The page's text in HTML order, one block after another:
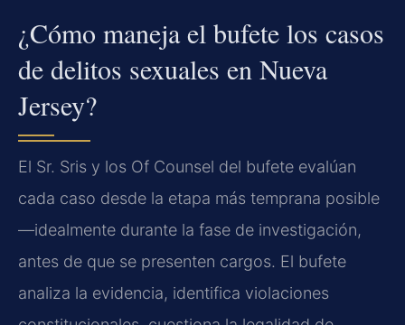
¿Cómo maneja el bufete los casos
de delitos sexuales en Nueva
Jersey?
El Sr. Sris y los Of Counsel del bufete evalúan
cada caso desde la etapa más temprana posible
—idealmente durante la fase de investigación,
antes de que se presenten cargos. El bufete
analiza la evidencia, identifica violaciones